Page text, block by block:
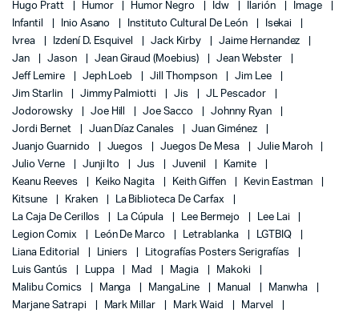
Hugo Pratt
Humor Humor Negro Idw Ilarión
Image
Infantil
Inio Asano Instituto Cultural De León
Isekai
Ivrea
Izdení D. Esquivel Jack Kirby
Jaime Hernandez
Jan
Jason Jean Giraud (Moebius)
Jean Webster
Jeff Lemire
Jeph Loeb Jill Thompson
Jim Lee
Jim Starlin
Jimmy Palmiotti Jis
JL Pescador
Jodorowsky
Joe Hill Joe Sacco
Johnny Ryan
Jordi Bernet
Juan Díaz Canales
Juan Giménez
Juanjo Guarnido
Juegos Juegos De Mesa
Julie Maroh
Julio Verne
Junji Ito Jus Juvenil
Kamite
Keanu Reeves
Keiko Nagita Keith Giffen
Kevin Eastman
Kitsune
Kraken
La Biblioteca De Carfax
La Caja De Cerillos
La Cúpula Lee Bermejo
Lee Lai
Legion Comix
León De Marco Letrablanka
LGTBIQ
Liana Editorial
Liniers
Litografías Posters Serigrafías
Luis Gantús
Luppa Mad Magia
Makoki
Malibu Comics
Manga MangaLine Manual
Manwha
Marjane Satrapi
Mark Millar Mark Waid
Marvel